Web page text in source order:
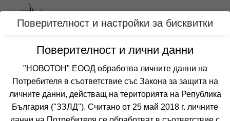
Вход
Категории
Оферти с all inclusive за МАРМАРИС,
ТУРЦИЯ
Поверителност и настройки за бисквитки
Поверителност и лични данни
"НОВОТОН" ЕООД обработва личните данни на
Потребителя в съответствие със Закона за защита на
личните данни, действащ на територията на Република
България ("ЗЗЛД"). Считано от 25 май 2018 г. личните